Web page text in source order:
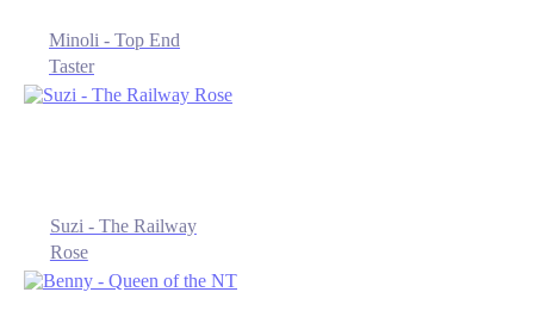
Minoli - Top End
Taster
Suzi - The Railway
Rose